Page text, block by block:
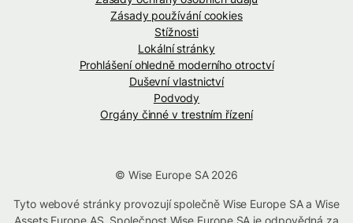
Zásady používání cookies
Stížnosti
Lokální stránky
Prohlášení ohledně moderního otroctví
Duševní vlastnictví
Podvody
Orgány činné v trestním řízení
© Wise Europe SA 2026
Tyto webové stránky provozují společně Wise Europe SA a Wise
Assets Europe AS. Společnost Wise Europe SA je odpovědná za